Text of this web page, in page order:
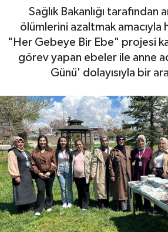
Sağlık Bakanlığı tarafından
ölümlerini azaltmak amacıyla
"Her Gebeye Bir Ebe" projesi
görev yapan ebeler ile anne
Günü' dolayısıyla bir
Son Dakika Haberleri
Haber Arşivi